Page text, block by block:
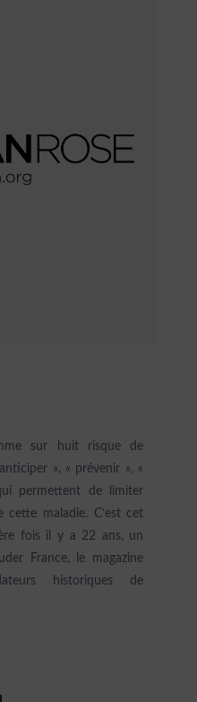
sur huit risque de
», « prévenir », «
permettent de limiter
cette maladie. C’est cet
fois il y a 22 ans, un
France, le magazine
historiques de